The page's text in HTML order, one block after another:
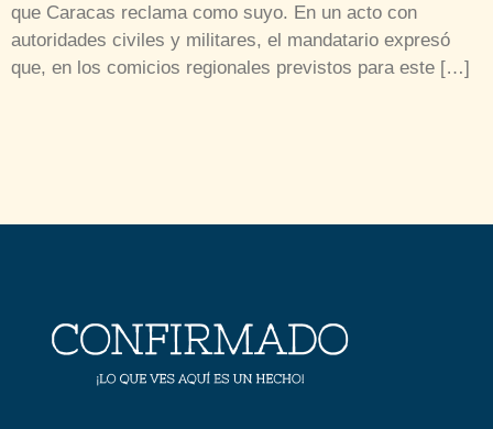
que Caracas reclama como suyo. En un acto con
autoridades civiles y militares, el mandatario expresó
que, en los comicios regionales previstos para este […]